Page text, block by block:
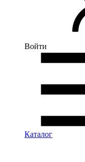
Войти
Каталог